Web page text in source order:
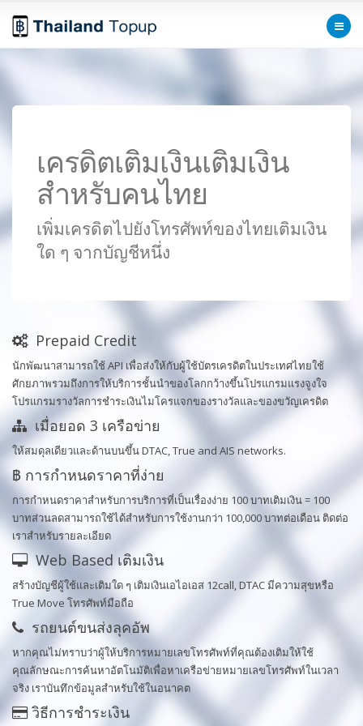
เครดิตเติมเงินเติมเงิน
สำหรับคนไทย
เพิ่มเครดิตไปยังโทรศัพท์ของไทยเติมเงิน
ใด ๆ จากบัญชีหนึ่ง
Prepaid Credit
นักพัฒนาสามารถใช้ API เพื่อส่งให้กับผู้ใช้บัตรเครดิตในประเทศไทยใช้
ศักยภาพรวมถึงการให้บริการชั้นนำของโลกกว้างขึ้นโปรแกรมแรงจูงใจ
โปรแกรมรางวัลการชำระเงินไมโครแจกของรางวัลและของขวัญเครดิต
เมื่อยอด 3 เครือข่าย
ให้สมดุลเดียวและด้านบนขึ้น DTAC, True and AIS networks.
฿ การกำหนดราคาที่ง่าย
การกำหนดราคาสำหรับการบริการที่เป็นเรื่องง่าย 100 บาทเติมเงิน = 100
บาทส่วนลดสามารถใช้ได้สำหรับการใช้งานกว่า 100,000 บาทต่อเดือน ติดต่อ
เราสำหรับรายละเอียด
Web Based เติมเงิน
สร้างบัญชีผู้ใช้และเติมใด ๆ เติมเงินเอไอเอส 12call, DTAC มีความสุขหรือ
True Move โทรศัพท์มือถือ
รถยนต์ขนส่งลุคอัพ
หากคุณไม่ทราบว่าผู้ให้บริการหมายเลขโทรศัพท์ที่คุณต้องเติมให้ใช้
คุณลักษณะการค้นหาอัตโนมัติเพื่อหาเครือข่ายหมายเลขโทรศัพท์ในเวลา
จริง เราบันทึกข้อมูลสำหรับใช้ในอนาคต
วิธีการชำระเงิน